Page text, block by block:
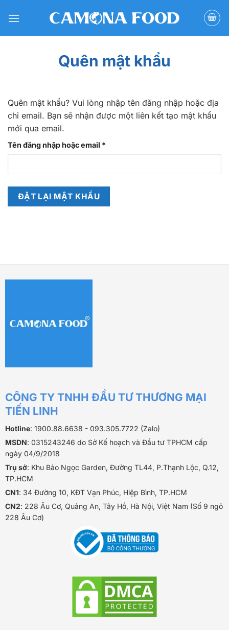
qua
Quên mật khẩu
Quên mật khẩu? Vui lòng nhập tên đăng nhập hoặc địa
chỉ email. Bạn sẽ nhận được một liên kết tạo mật khẩu
mới qua email.
Tên đăng nhập hoặc email *
buộc
ĐẶT LẠI MẬT KHẨU
CÔNG TY TNHH ĐẦU TƯ THƯƠNG MẠI
TIẾN LINH
Hotline: 1900.88.6638 - 093.305.7722 (Zalo)
MSDN: 0315243246 do Sở Kế hoạch và Đầu tư TPHCM cấp
ngày 04/9/2018
Trụ sở: Khu Bảo Ngọc Garden, Đường TL44, P.Thạnh Lộc, Q.12,
TP.HCM
CN1: 34 Đường 10, KĐT Vạn Phúc, Hiệp Bình, TP.HCM
CN2: 228 Âu Cơ, Quảng An, Tây Hồ, Hà Nội, Việt Nam (Số 9 ngõ
228 Âu Cơ)